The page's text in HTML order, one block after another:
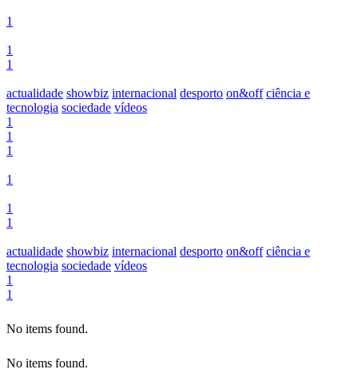
1
1
1
actualidade showbiz internacional desporto on&off ciência e
tecnologia sociedade vídeos
1
1
1
1
1
1
actualidade showbiz internacional desporto on&off ciência e
tecnologia sociedade vídeos
1
1
No items found.
No items found.